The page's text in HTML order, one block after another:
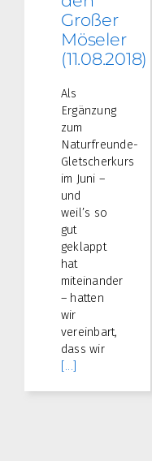
Großer
Möseler
(11.08.2018)
Als
Ergänzung
zum
Naturfreunde-
Gletscherkurs
im Juni –
und
weil’s so
gut
geklappt
hat
miteinander
– hatten
wir
vereinbart,
dass wir
[...]